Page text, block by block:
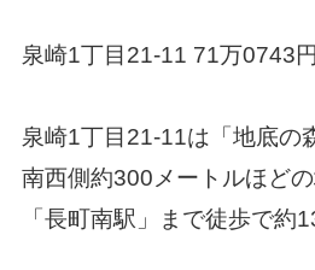
泉崎1丁目21-11 71万0743
泉崎1丁目21-11は「地底の
南西側約300メートルほどの
「長町南駅」まで徒歩で約